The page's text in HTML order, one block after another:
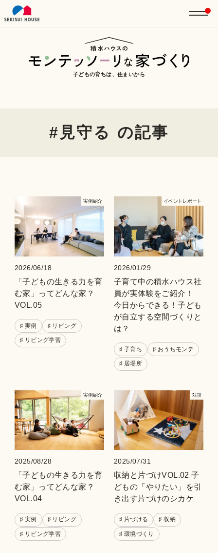
子どもの育ちは、住まいから
#見守る の記事
実例紹介
2026/06/18
「子どもの生きる力を育
む家」ってどんな家？
VOL.05
♯ 実例 ♯ リビング
♯ リビング学習
イベントレポート
2026/01/29
子育て中の積水ハウス社
員が実体験をご紹介！
今日からできる！子ども
が自立する空間づくりと
は？
♯ 子育ち ♯ おうちモンテ
♯ 居場所
実例紹介
2025/08/28
「子どもの生きる力を育
む家」ってどんな家？
VOL.04
♯ 実例 ♯ リビング
♯ リビング学習
対談
2025/07/31
収納と片づけVOL.02 子
どもの「やりたい」を引
き出す片づけのシカケ
♯ 片づける ♯ 収納
♯ 環境づくり